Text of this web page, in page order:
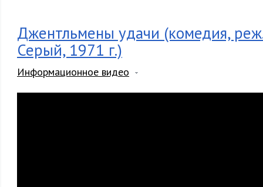
Джентльмены удачи (комедия,
Серый, 1971 г.)
Информационное видео